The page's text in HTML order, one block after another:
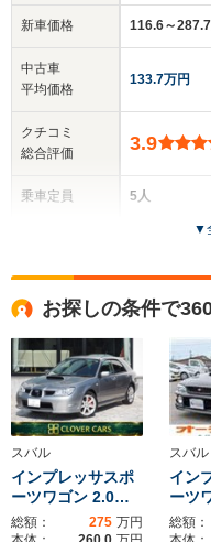
新車価格
中古車
平均価格
クチコミ
総合評価
乗車定員
サイズ
(全長x全幅x全高)
116.6～
133.7万円
3.9
5人
1.43m～
全幅
1.7m～
全長
4.41m～
ホイールベ
-m
▼
お探しの条件で
スバル
インプレッサスポ
ーツワゴン 2.0…
総額： 275 万円
スバル
イン
ーツ
総額：